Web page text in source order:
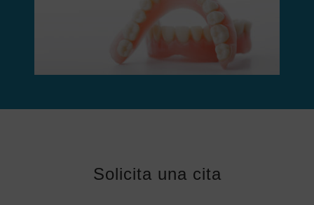
Solicita una cita